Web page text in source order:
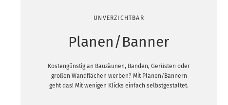
UNVERZICHTBAR
Planen/Banner
Kostengünstig an Bauzäunen, Banden, Gerüsten oder
großen Wandflächen werben? Mit Planen/Bannern
geht das! Mit wenigen Klicks einfach selbstgestaltet.